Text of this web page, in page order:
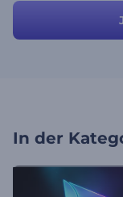
Werbung, Social-
In der